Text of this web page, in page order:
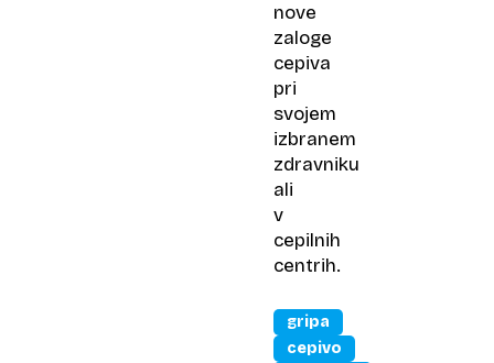
nove
zaloge
cepiva
pri
svojem
izbranem
zdravniku
ali
v
cepilnih
centrih.
gripa
cepivo